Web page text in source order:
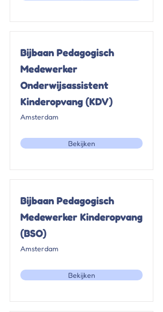
Bijbaan Pedagogisch
Medewerker
Onderwijsassistent
Kinderopvang (KDV)
Amsterdam
Bekijken
Bijbaan Pedagogisch
Medewerker Kinderopvang
(BSO)
Amsterdam
Bekijken